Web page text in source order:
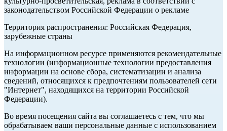
законодательством Российской Федерации о рекламе
Территория распространения: Российская Федерация,
зарубежные страны
На информационном ресурсе применяются рекомендательные
технологии (информационные технологии предоставления
информации на основе сбора, систематизации и анализа
сведений, относящихся к предпочтениям пользователей сети
"Интернет", находящихся на территории Российской
Федерации).
Во время посещения сайта вы соглашаетесь с тем, что мы
обрабатываем ваши персональные данные с использованием